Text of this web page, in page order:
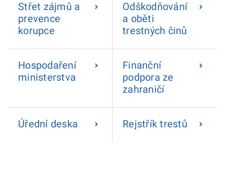
Střet zájmů a
prevence
korupce
Odškodňování
a oběti
trestných činů
Hospodaření
ministerstva
Finanční
podpora ze
zahraničí
Úřední deska Rejstřík trestů